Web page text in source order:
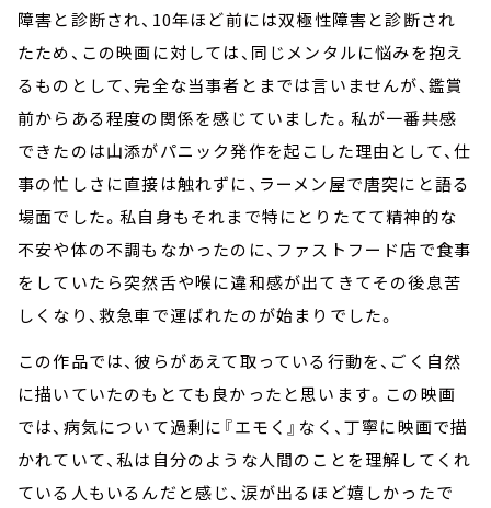
障害と診断され、10年ほど前には双極性障害と診断され
たため、この映画に対しては、同じメンタルに悩みを抱え
るものとして、完全な当事者とまでは言いませんが、鑑賞
前からある程度の関係を感じていました。私が一番共感
できたのは山添がパニック発作を起こした理由として、仕
事の忙しさに直接は触れずに、ラーメン屋で唐突にと語る
場面でした。私自身もそれまで特にとりたてて精神的な
不安や体の不調もなかったのに、ファストフード店で食事
をしていたら突然舌や喉に違和感が出てきてその後息苦
しくなり、救急車で運ばれたのが始まりでした。
この作品では、彼らがあえて取っている行動を、ごく自然
に描いていたのもとても良かったと思います。この映画
では、病気について過剰に『エモく』なく、丁寧に映画で描
かれていて、私は自分のような人間のことを理解してくれ
ている人もいるんだと感じ、涙が出るほど嬉しかったで